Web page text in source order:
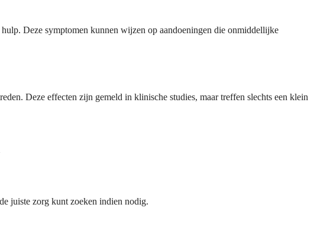
Deze symptomen kunnen wijzen op aandoeningen die onmiddellijke
Deze effecten zijn gemeld in klinische studies, maar treffen slechts een klein
juiste zorg kunt zoeken indien nodig.